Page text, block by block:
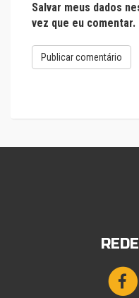
Salvar meus dados
vez que eu comentar.